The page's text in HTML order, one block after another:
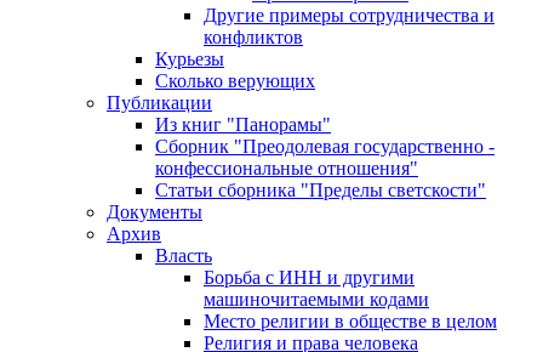
Другие примеры сотрудничества и
конфликтов
Курьезы
Сколько верующих
Публикации
Из книг "Панорамы"
Сборник "Преодолевая государственно -
конфессиональные отношения"
Статьи сборника "Пределы светскости"
Документы
Архив
Власть
Борьба с ИНН и другими
машиночитаемыми кодами
Место религии в обществе в целом
Религия и права человека